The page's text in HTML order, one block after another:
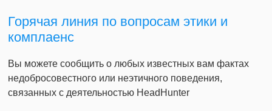
Горячая линия по вопросам этики и
комплаенс
Вы можете сообщить о любых известных вам фактах
недобросовестного или неэтичного поведения,
связанных с деятельностью HeadHunter